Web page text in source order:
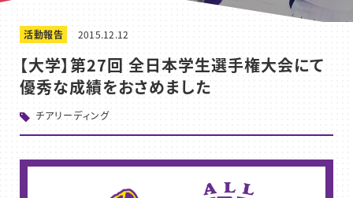
活動報告 2015.12.12
【大学】第27回 全日本学生選手権大会にて
優秀な成績をおさめました
チアリーディング